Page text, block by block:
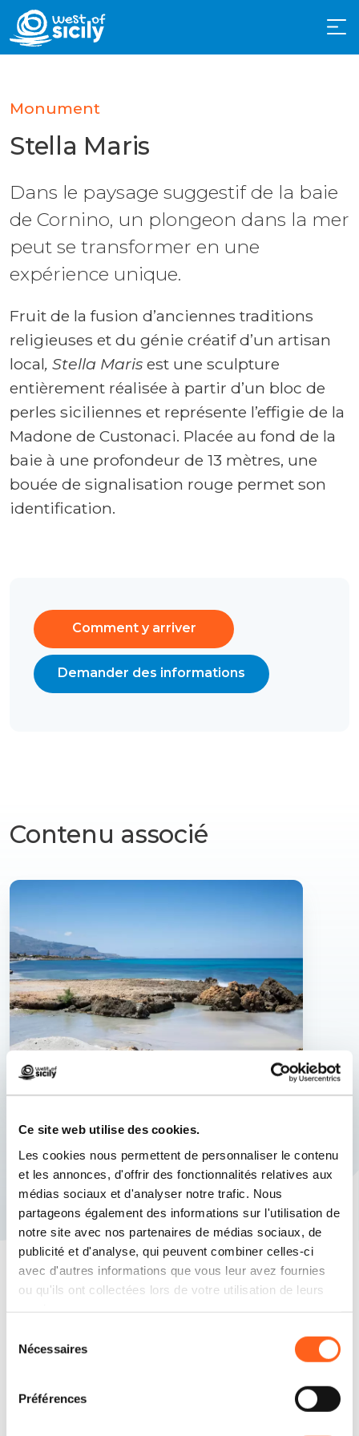
Ce site web utilise des cookies.
Les cookies nous permettent de personnaliser le contenu
et les annonces, d'offrir des fonctionnalités relatives aux
médias sociaux et d'analyser notre trafic. Nous
partageons également des informations sur l'utilisation de
notre site avec nos partenaires de médias sociaux, de
publicité et d'analyse, qui peuvent combiner celles-ci
avec d'autres informations que vous leur avez fournies
ou qu'ils ont collectées lors de votre utilisation de leurs
Nécessaires
Préférences
Comment y arriver
Demander des informations
Monument
Stella Maris
Dans le paysage suggestif de la baie
de Cornino, un plongeon dans la mer
peut se transformer en une
expérience unique.
Fruit de la fusion d’anciennes traditions
religieuses et du génie créatif d’un artisan
local, Stella Maris est une sculpture
entièrement réalisée à partir d’un bloc de
perles siciliennes et représente l’effigie de la
Madone de Custonaci. Placée au fond de la
baie à une profondeur de 13 mètres, une
bouée de signalisation rouge permet son
identification.
Contenu associé
Custonaci
Les eaux cristallines de la Baie de Cornino
Répondons à vos questions
Planifiez vos vacances
Contactez-nous